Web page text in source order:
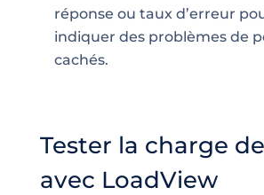
réponse ou taux d’erreur
indiquer des problèmes de
cachés.
Tester la charge
avec LoadView